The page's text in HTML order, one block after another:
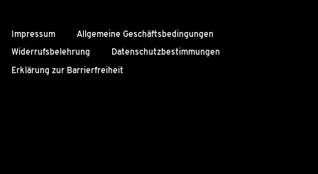
Impressum Allgemeine Geschäftsbedingungen
Widerrufsbelehrung Datenschutzbestimmungen
Erklärung zur Barrierfreiheit